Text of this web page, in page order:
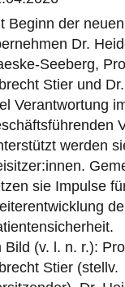
Beginn der
Dr.
Seeberg,
Stier und
Verantwortung
werden
sie Impulse
Bild (v. l. n. r.):
Stier (stellv.